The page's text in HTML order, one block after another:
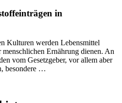
in
Kulturen werden Lebensmittel
Ernährung dienen. An
vom Gesetzgeber, vor allem aber
besondere …